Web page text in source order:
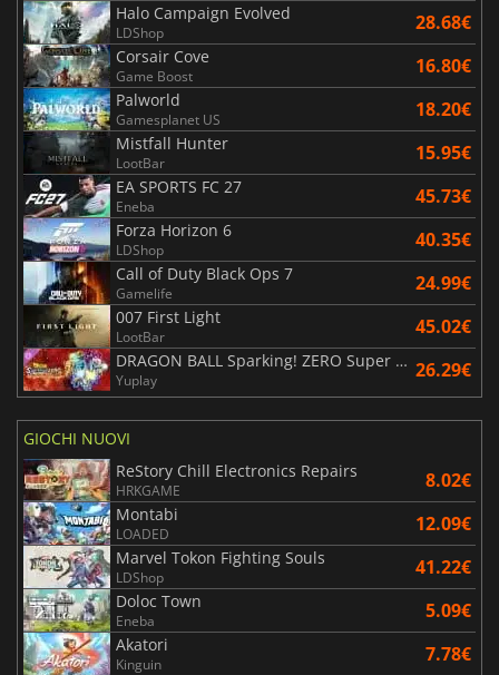
Halo Campaign Evolved
LDShop 28.68€
Corsair Cove
Game Boost 16.80€
Palworld
Gamesplanet US 18.20€
Mistfall Hunter
LootBar 15.95€
EA SPORTS FC 27
Eneba 45.73€
Forza Horizon 6
LDShop 40.35€
Call of Duty Black Ops 7
Gamelife 24.99€
007 First Light
LootBar 45.02€
DRAGON BALL Sparking! ZERO Super Limit Breaking NEO
Yuplay 26.29€
GIOCHI NUOVI
ReStory Chill Electronics Repairs
HRKGAME 8.02€
Montabi
LOADED 12.09€
Marvel Tokon Fighting Souls
LDShop 41.22€
Doloc Town
Eneba 5.09€
Akatori
Kinguin 7.78€